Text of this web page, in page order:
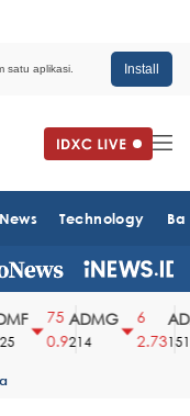
satu aplikasi. Install
Technology
75
0.9
ADMG
214
2.731510